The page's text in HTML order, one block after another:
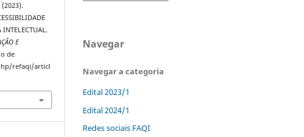
INTELECTUAL.
E
de
refaqi/articl
Navegar
Navegar a categoria
Edital 2023/1
Edital 2024/1
Redes sociais FAQI